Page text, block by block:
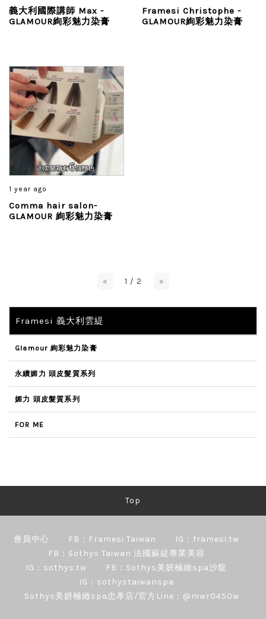
義大利國際講師 Max -
GLAMOUR絢彩魅力染膏
Framesi Christophe -
GLAMOUR絢彩魅力染膏
1 year ago
Comma hair salon-
GLAMOUR 絢彩魅力染膏
« 1 / 2 »
Framesi 義大利雲緹
Glamour 絢彩魅力染膏
永續媚力 頭皮髮質系列
媚力 頭皮髮質系列
FOR ME
Top
會員中心 FB：Framesi Taiwan
IG：framesi.tw
FB：Sothys Taiwan 法國蘇緹專業美容
IG：sothys.tw
FB：Sothys美妍極緻spa沙龍
IG：sothystaiwanspa
Sothys美妍極緻spa忠孝店/官方Line：@mwr0450w